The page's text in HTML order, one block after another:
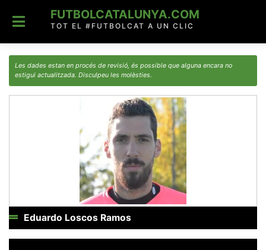
content
FUTBOLCATALUNYA.COM
TOT EL #FUTBOLCAT A UN CLIC
Les dades estan en procés de revisió, és possible que alguna encara no
estigui actualitzada. Disculpeu les molèsties.
Eduardo Loscos Ramos